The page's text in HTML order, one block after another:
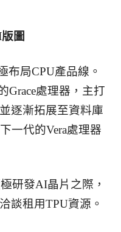
圖
布局CPU產品線。
Grace處理器，主打
逐漸拓展至資料庫
一代的Vera處理器
研發AI晶片之際，
談租用TPU資源。